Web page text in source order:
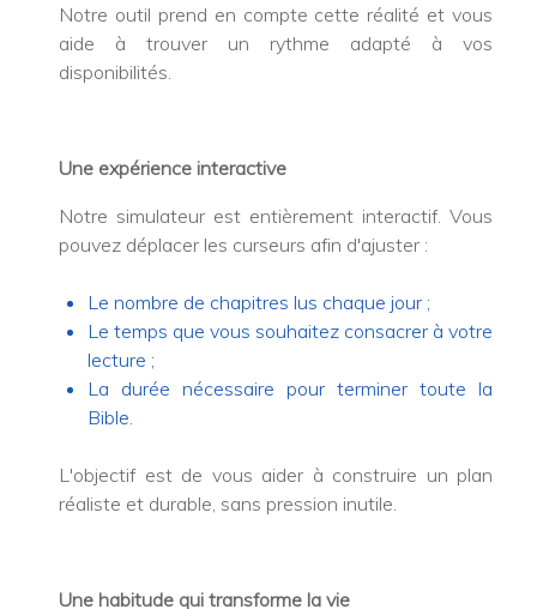
Notre outil prend en compte cette réalité et vous
aide à trouver un rythme adapté à vos
disponibilités.
Une expérience interactive
Notre simulateur est entièrement interactif. Vous
pouvez déplacer les curseurs afin d'ajuster :
Le nombre de chapitres lus chaque jour ;
Le temps que vous souhaitez consacrer à votre
lecture ;
La durée nécessaire pour terminer toute la
Bible.
L'objectif est de vous aider à construire un plan
réaliste et durable, sans pression inutile.
Une habitude qui transforme la vie